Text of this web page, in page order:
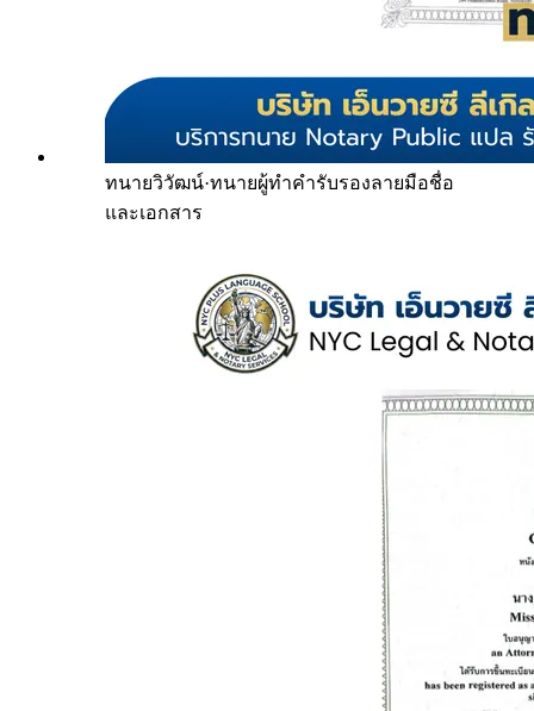
ทนายวิวัฒน์·ทนายผู้ทำคำรับรองลายมือชื่อ
และเอกสาร